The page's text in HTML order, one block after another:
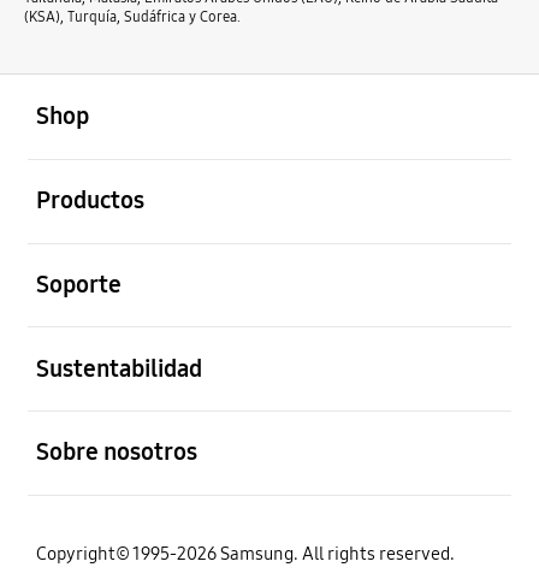
(KSA), Turquía, Sudáfrica y Corea.
Shop
Productos
Soporte
Sustentabilidad
Sobre nosotros
Copyright© 1995-2026 Samsung. All rights reserved.